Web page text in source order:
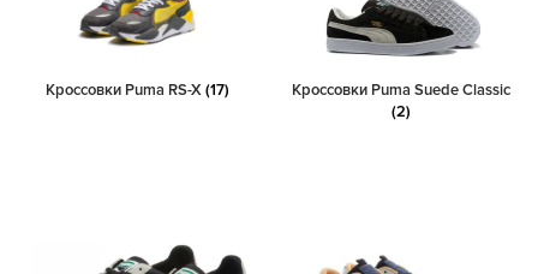
Кроссовки Puma RS-X(17)
Кроссовки Puma Suede Classic
(2)